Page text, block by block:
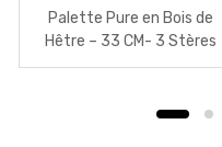
prix
initial
était :
prix
est
Palette Pure en Bois de
Hêtre – 33 CM- 3 Stères